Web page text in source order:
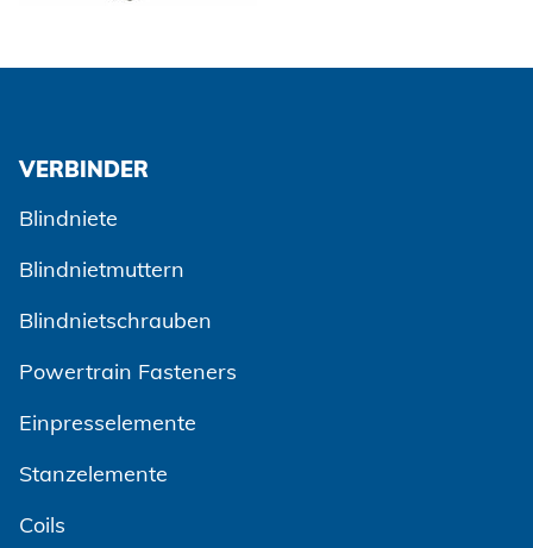
VERBINDER
Blindniete
Blindnietmuttern
Blindnietschrauben
Powertrain Fasteners
Einpresselemente
Stanzelemente
Coils